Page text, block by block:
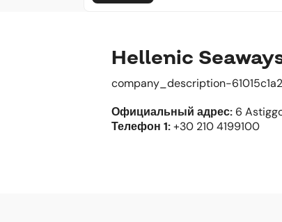
Hellenic Seaways
company_description-
Официальный адрес: 6
Телефон 1:+30 210 4199100